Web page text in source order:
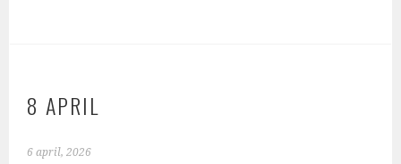
8 APRIL
6 april, 2026